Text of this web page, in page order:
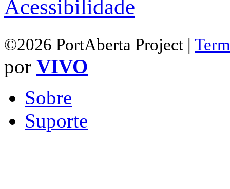
Acessibilidade
©2026 PortAberta Project |
por VIVO
Sobre
Suporte